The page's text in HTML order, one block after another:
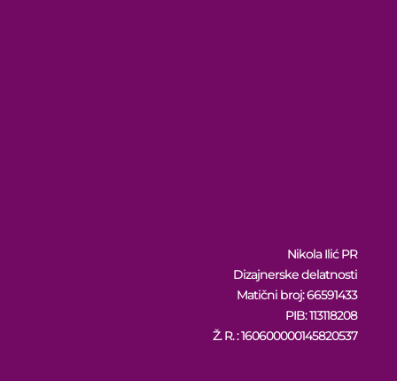
Nikola Ilić PR
Dizajnerske delatnosti
Matični broj: 66591433
PIB: 113118208
Ž. R. : 160600000145820537